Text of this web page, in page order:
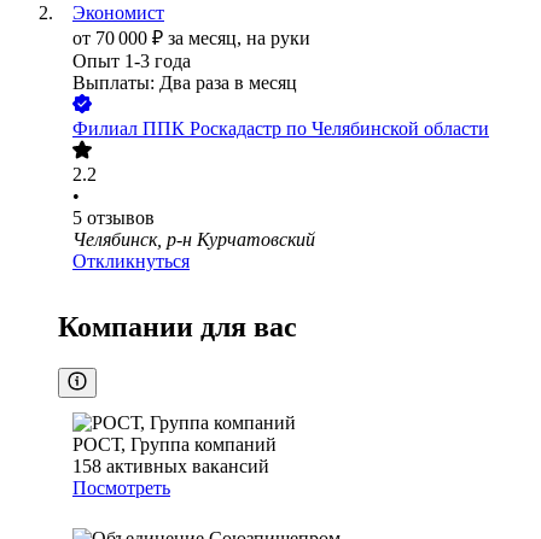
Экономист
от 70 000 ₽ за месяц, на руки
Опыт 1-3 года
Выплаты: Два раза в месяц
Филиал ППК Роскадастр по Челябинской области
2.2
•
5 отзывов
Челябинск, р-н Курчатовский
Откликнуться
Компании для вас
РОСТ, Группа компаний
158 активных вакансий
Посмотреть